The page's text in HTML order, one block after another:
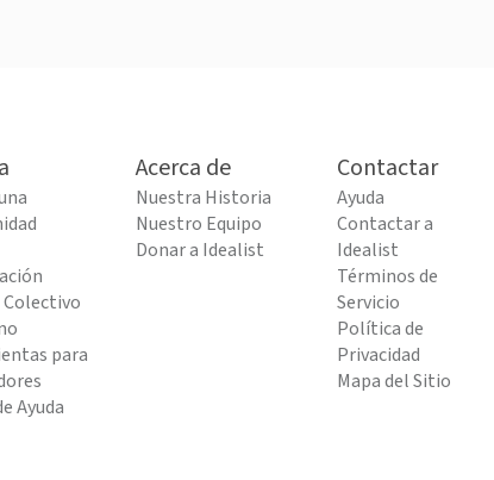
para
Ayuda
Acerca de
Nuestra Historia
Nuestro Equipo
Donar a Idealist
Contactar
Ayuda
Contactar a
Idealist
Términos de
Servicio
Política de
Privacidad
Mapa del Sitio